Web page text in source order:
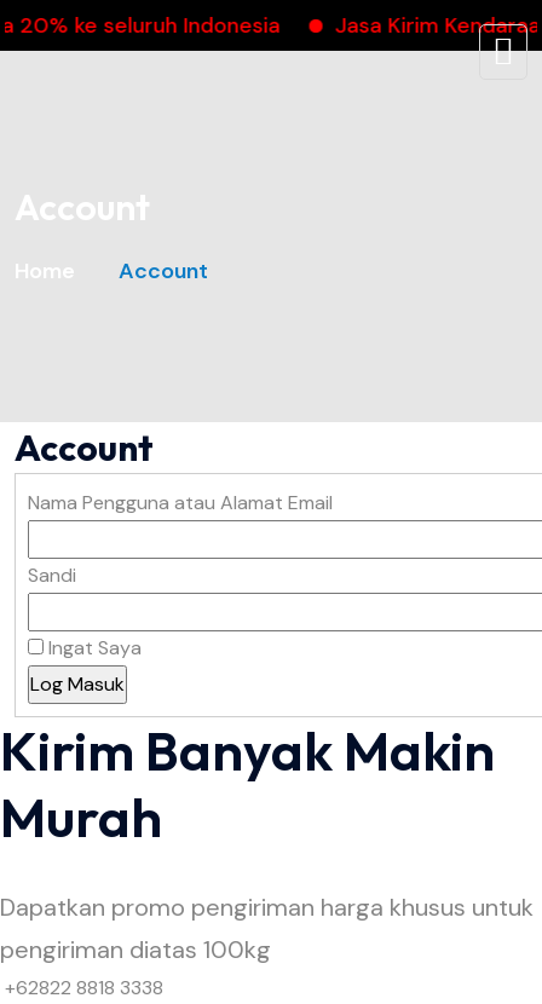
ke seluruh Indonesia Jasa Kirim
Account
Home Account
Account
Nama Pengguna atau Alamat Email
Sandi
Ingat Saya
Kirim Banyak Makin
Murah
Dapatkan promo pengiriman harga khusus untuk
pengiriman diatas 100kg
+62822 8818 3338